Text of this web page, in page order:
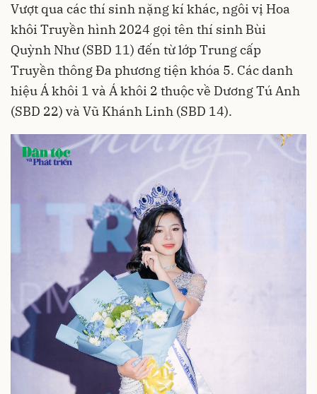
Vượt qua các thí sinh nặng kí khác, ngôi vị Hoa
khôi Truyền hình 2024 gọi tên thí sinh Bùi
Quỳnh Như (SBD 11) đến từ lớp Trung cấp
Truyền thông Đa phương tiện khóa 5. Các danh
hiệu Á khôi 1 và Á khôi 2 thuộc về Dương Tú Anh
(SBD 22) và Vũ Khánh Linh (SBD 14).